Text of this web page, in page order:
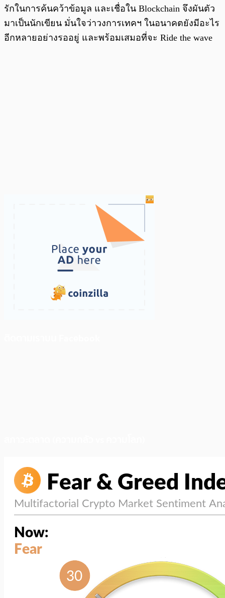
รักในการค้นคว้าข้อมูล และเชื่อใน Blockchain จึงผันตัว
มาเป็นนักเขียน มั่นใจว่าวงการเทคฯ ในอนาคตยังมีอะไร
อีกหลายอย่างรออยู่ และพร้อมเสมอที่จะ Ride the wave